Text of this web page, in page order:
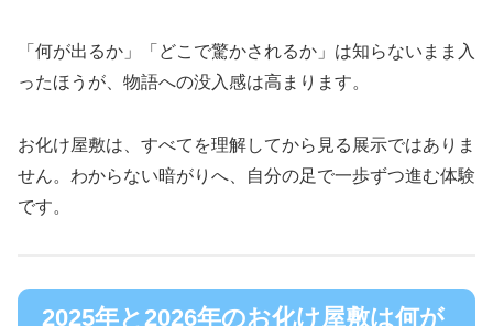
「何が出るか」「どこで驚かされるか」は知らないまま入
ったほうが、物語への没入感は高まります。
お化け屋敷は、すべてを理解してから見る展示ではありま
せん。わからない暗がりへ、自分の足で一歩ずつ進む体験
です。
2025年と2026年のお化け屋敷は何が